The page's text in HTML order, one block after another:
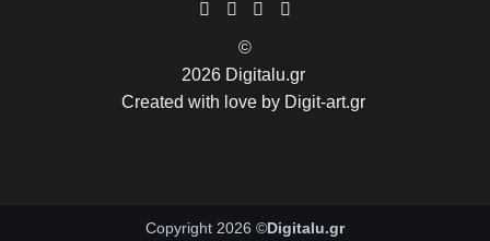
©
2026 Digitalu.gr
Created with love by Digit-art.gr
Copyright 2026 ©Digitalu.gr